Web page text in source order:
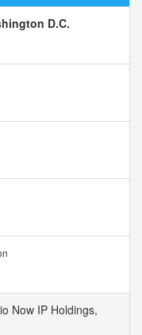
D.C.
Now IP Holdings,